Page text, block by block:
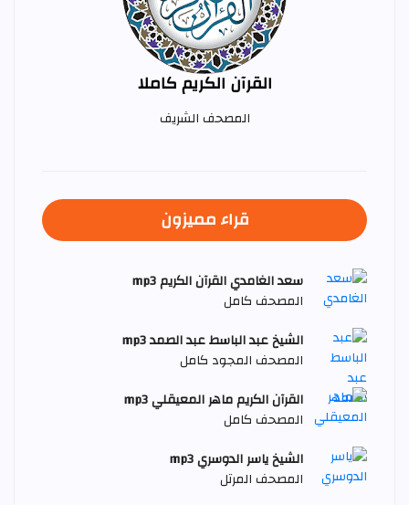
القرآن الكريم كاملا
المصحف الشريف
قراء مميزون
سعد الغامدي القرآن الكريم mp3
المصحف كامل
الشيخ عبد الباسط عبد الصمد mp3
المصحف المجود كامل
القرآن الكريم ماهر المعيقلي mp3
المصحف كامل
الشيخ ياسر الدوسري mp3
المصحف المرتل